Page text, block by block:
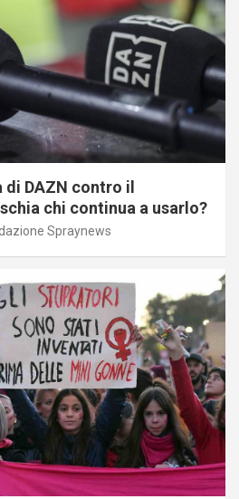
DAZN contro il
chi continua a usarlo?
Spraynews